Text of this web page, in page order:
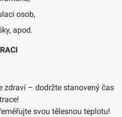
osob,
apod.
zdraví – dodržte stanovený čas
svou tělesnou teplotu!